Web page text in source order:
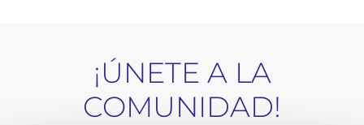
¡ÚNETE A LA
COMUNIDAD!